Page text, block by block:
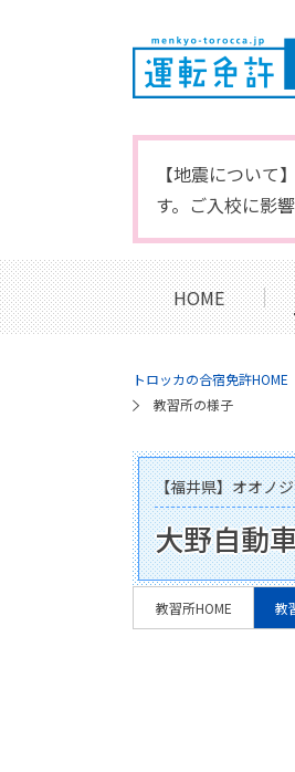
【地震につい
す。ご入校に影
HOME
トロッカの合宿免許HOME
教習所の様子
【福井県】オオノ
大野自動
教習所HOME 教